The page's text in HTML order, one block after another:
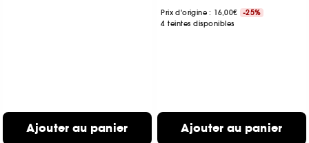
Ajouter au panier
Prix d'origine : 16,00€
-25%
4 teintes disponibles
Ajouter au panier